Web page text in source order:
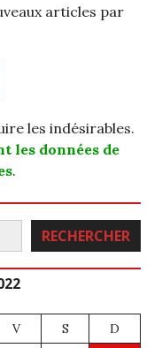
articles par
les indésirables.
les données de
.
RECHERCHER
V S
D